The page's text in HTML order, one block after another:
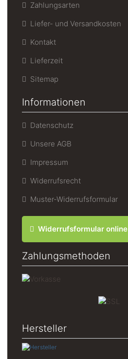
Zahlungsarten
Liefer- und Versandkosten
Kontakt
Lieferzeit
Sitemap
Informationen
Datenschutz
Unsere AGB
Impressum
Widerrufsrecht
Muster-Widerrufsformular
Widerrufsformular online
Zahlungsmethoden
Hersteller